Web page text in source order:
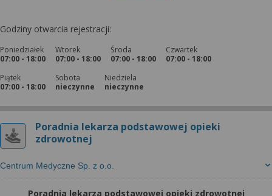
Godziny otwarcia rejestracji:
Poniedziałek
07:00 - 18:00
Wtorek
07:00 - 18:00
Środa
07:00 - 18:00
Czwartek
07:00 - 18:00
Piątek
07:00 - 18:00
Sobota
nieczynne
Niedziela
nieczynne
Poradnia lekarza podstawowej opieki
zdrowotnej
Centrum Medyczne Sp. z o.o.
Poradnia lekarza podstawowej opieki zdrowotnej